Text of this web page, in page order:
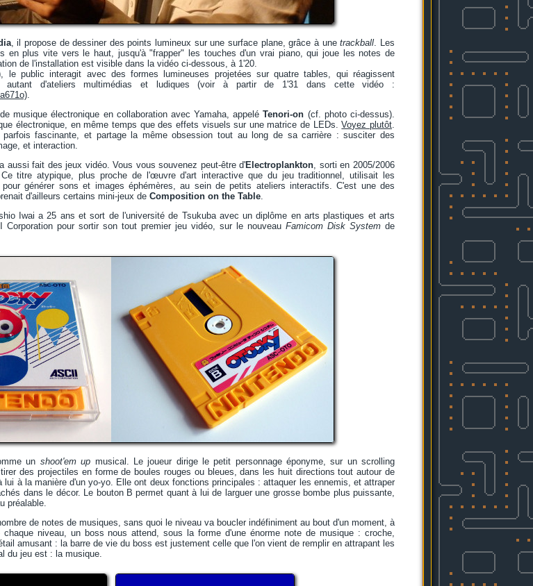
, il propose de dessiner des points lumineux sur une surface plane, grâce à unetrackball. Les
en plus vite vers le haut, jusqu'à "frapper" les touches d'un vrai piano, qui joue les notes de
de l'installation est visible dans la vidéo ci-dessous, à 1'20.
le public interagit avec des formes lumineuses projetées sur quatre tables, qui réagissent
autant d'ateliers multimédias et ludiques (voir à partir de 1'31 dans cette vidéo :
.
musique électronique en collaboration avec Yamaha, appeléTenori-on (cf. photo ci-dessus).
électronique, en même temps que des effets visuels sur une matrice de LEDs.Voyez plutôt.
fascinante, et partage la même obsession tout au long de sa carrière : susciter des
et interaction.
aussi fait des jeux vidéo. Vous vous souvenez peut-être d'Electroplankton, sorti en 2005/2006
titre atypique, plus proche de l'œuvre d'art interactive que du jeu traditionnel, utilisait les
générer sons et images éphémères, au sein de petits ateliers interactifs. C'est une des
d'ailleurs certains mini-jeux de Composition on the Table.
Iwai a 25 ans et sort de l'université de Tsukuba avec un diplôme en arts plastiques et arts
pour sortir son tout premier jeu vidéo, sur le nouveau Famicom Disk System de
un shoot'em up musical. Le joueur dirige le petit personnage éponyme, sur un scrolling
des projectiles en forme de boules rouges ou bleues, dans les huit directions tout autour de
lui à la manière d'un yo-yo. Elle ont deux fonctions principales : attaquer les ennemis, et attraper
dans le décor. Le bouton B permet quant à lui de larguer une grosse bombe plus puissante,
préalable.
de notes de musiques, sans quoi le niveau va boucler indéfiniment au bout d'un moment, à
niveau, un boss nous attend, sous la forme d'une énorme note de musique : croche,
amusant : la barre de vie du boss est justement celle que l'on vient de remplir en attrapant les
du jeu est : la musique.